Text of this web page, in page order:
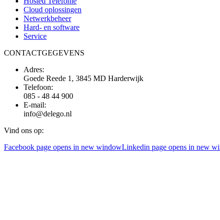
Cloud oplossingen
Netwerkbeheer
Hard- en software
Service
CONTACTGEGEVENS
Adres:
Goede Reede 1, 3845 MD Harderwijk
Telefoon:
085 - 48 44 900
E-mail:
info@delego.nl
Vind ons op:
Facebook page opens in new windowLinkedin page opens in new